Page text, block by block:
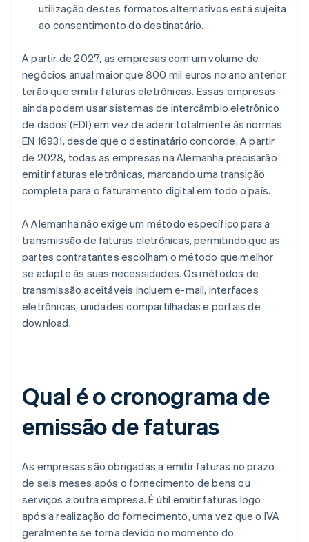
utilização destes formatos alternativos está sujeita
ao consentimento do destinatário.
A partir de 2027, as empresas com um volume de
negócios anual maior que 800 mil euros no ano anterior
terão que emitir faturas eletrônicas. Essas empresas
ainda podem usar sistemas de intercâmbio eletrônico
de dados (EDI) em vez de aderir totalmente às normas
EN 16931, desde que o destinatário concorde. A partir
de 2028, todas as empresas na Alemanha precisarão
emitir faturas eletrônicas, marcando uma transição
completa para o faturamento digital em todo o país.
A Alemanha não exige um método específico para a
transmissão de faturas eletrônicas, permitindo que as
partes contratantes escolham o método que melhor
se adapte às suas necessidades. Os métodos de
transmissão aceitáveis incluem e-mail, interfaces
eletrônicas, unidades compartilhadas e portais de
download.
Qual é o cronograma de
emissão de faturas
As empresas são obrigadas a emitir faturas no prazo
de seis meses após o fornecimento de bens ou
serviços a outra empresa. É útil emitir faturas logo
após a realização do fornecimento, uma vez que o IVA
geralmente se torna devido no momento do